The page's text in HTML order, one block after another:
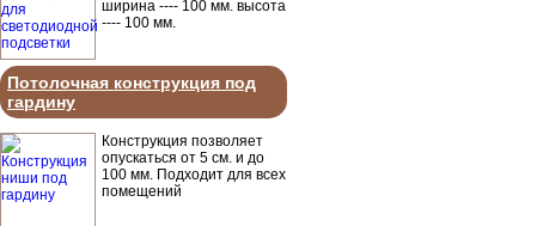
ширина ---- 100 мм. высота
---- 100 мм.
Потолочная конструкция под
гардину
Конструкция позволяет
опускаться от 5 см. и до
100 мм. Подходит для всех
помещений